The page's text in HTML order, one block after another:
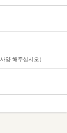
양 해주십시오）